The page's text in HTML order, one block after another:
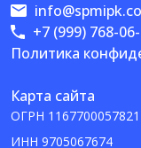
Политика
Карта сайта
ОГРН 1167700057821
ИНН 9705067674
+7 (999) 768-